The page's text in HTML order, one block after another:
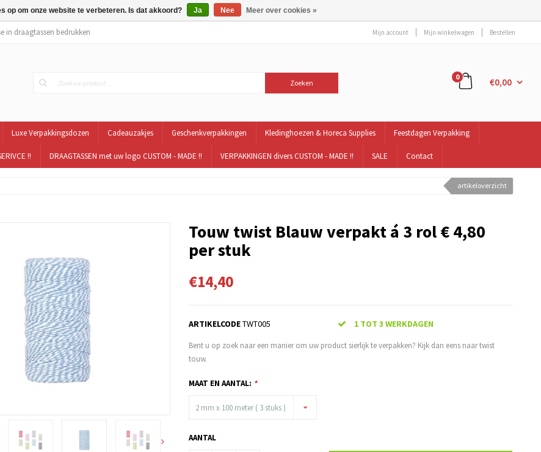
in draagtassen bedrukken Mijn account Mijn winkelwagen Bestellen
Zoeken
0 €0,00
Luxe Verpakkingsdozen Cadeauzakjes Geschenkverpakkingen Kledinghoezen & Horeca Supplies Feestdagen Verpakking
!! DRAAGTASSEN met uw logo CUSTOM - MADE !! VERPAKKINGEN divers CUSTOM - MADE !! SALE Contact
artikeloverzicht
Touw twist Blauw verpakt á 3 rol € 4,80
per stuk
€14,40
ARTIKELCODETWT005 1 TOT 3 WERKDAGEN
Bent u op zoek naar een manier om uw product sierlijk te verpakken? Kijk dan eens naar twist
touw.
MAAT EN AANTAL: *
2 mm x 100 meter ( 3 stuks )
AANTAL
op om onze website te verbeteren. Is dat akkoord? Ja Nee Meer over cookies »